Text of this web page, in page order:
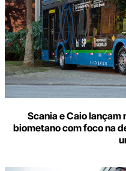
Scania e Caio lançam
biometano com foco na